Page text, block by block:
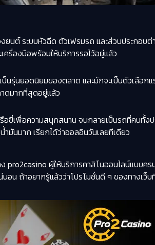
นต์ ระบบหัวฉีด ตัวเฟรมรถ และส่วนประกอบ
ครื่องมือพร้อมให้บริการรอไว้อยู่แล้ว
ป็นรุ่นยอดนิยมของตลาด และมักจะเป็นตัวเลือ
าดมากที่สุดอยู่แล้ว
ขี่เพื่อความสนุกสนาน จนกลายเป็นรถที่คนทั้งปร
มันมาก เรียกได้ว่าออลอินวันเลยทีเดียว
ผู้ให้บริการคาสิโนออนไลน์แบบค
น ถ้าอยากรู้แล้วว่าโปรโมชั่นดี ๆ ของทางเว็บ